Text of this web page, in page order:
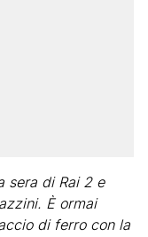
sera di Rai 2 e
È ormai
di ferro con la